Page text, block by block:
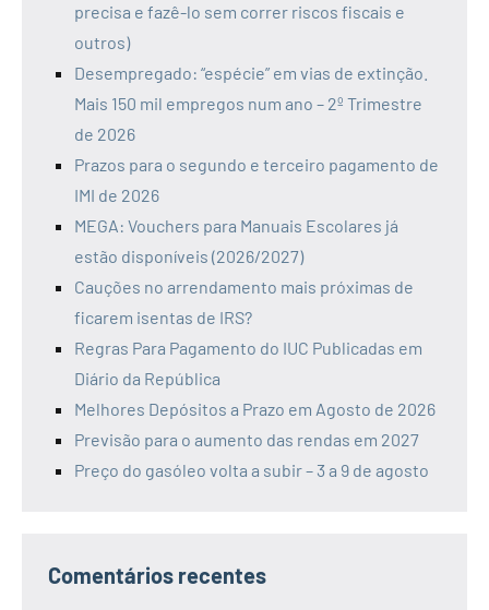
precisa e fazê-lo sem correr riscos fiscais e
outros)
Desempregado: “espécie” em vias de extinção.
Mais 150 mil empregos num ano – 2º Trimestre
de 2026
Prazos para o segundo e terceiro pagamento de
IMI de 2026
MEGA: Vouchers para Manuais Escolares já
estão disponíveis (2026/2027)
Cauções no arrendamento mais próximas de
ficarem isentas de IRS?
Regras Para Pagamento do IUC Publicadas em
Diário da República
Melhores Depósitos a Prazo em Agosto de 2026
Previsão para o aumento das rendas em 2027
Preço do gasóleo volta a subir – 3 a 9 de agosto
Comentários recentes